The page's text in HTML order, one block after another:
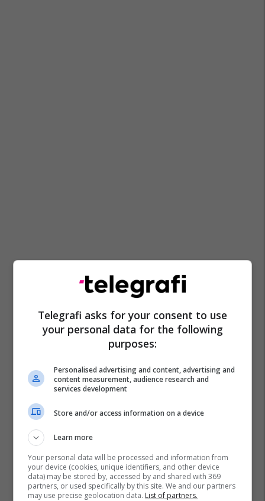
Telegrafi asks for your consent to use
your personal data for the following
purposes:
Personalised advertising and content, advertising and
content measurement, audience research and
services development
Store and/or access information on a device
Learn more
Your personal data will be processed and information from
your device (cookies, unique identifiers, and other device
data) may be stored by, accessed by and shared with 369
partners, or used specifically by this site. We and our partners
may use precise geolocation data. List of partners.